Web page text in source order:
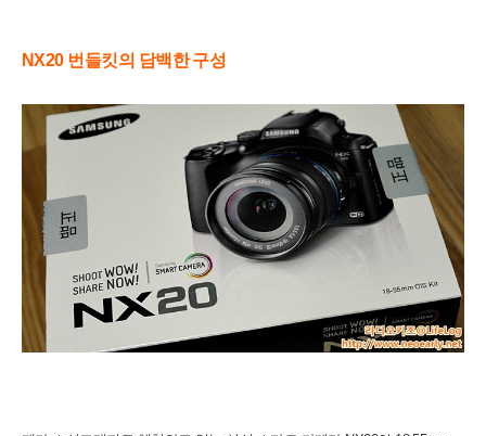
NX20 번들킷의 담백한 구성